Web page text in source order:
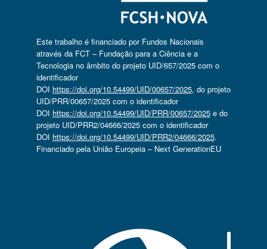
Este trabalho é financiado por Fundos Nacionais
através da FCT – Fundação para a Ciência e a
Tecnologia no âmbito do projeto UID/657/2025 com o
identificador
DOI https://doi.org/10.54499/UID/00657/2025, do projeto
UID/PRR/00657/2025 com o identificador
DOI https://doi.org/10.54499/UID/PRR/00657/2025e do
projeto UID/PRR2/04666/2025 com o identificador
DOI https://doi.org/10.54499/UID/PRR2/04666/2025.
Financiado pela União Europeia – Next GenerationEU